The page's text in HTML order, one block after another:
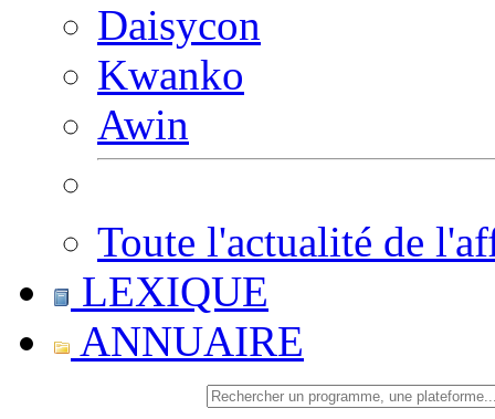
Daisycon
Kwanko
Awin
Toute l'actualité de
LEXIQUE
ANNUAIRE